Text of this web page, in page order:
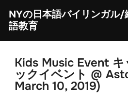
content
NYの日本語バイリンガル/
語教育
Kids Music Event キ
ックイベント @
March 10, 2019)